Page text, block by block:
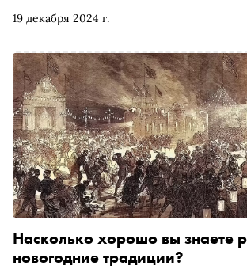
19 декабря 2024 г.
Насколько хорошо вы знаете
новогодние традиции?